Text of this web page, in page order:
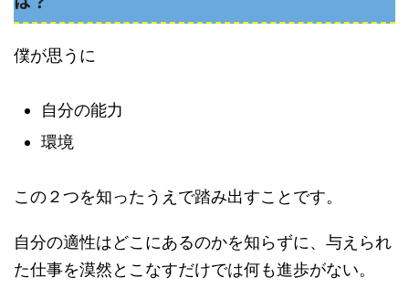
僕が思うに
自分の能力
環境
この２つを知ったうえで踏み出すことです。
自分の適性はどこにあるのかを知らずに、与えられ
た仕事を漠然とこなすだけでは何も進歩がない。